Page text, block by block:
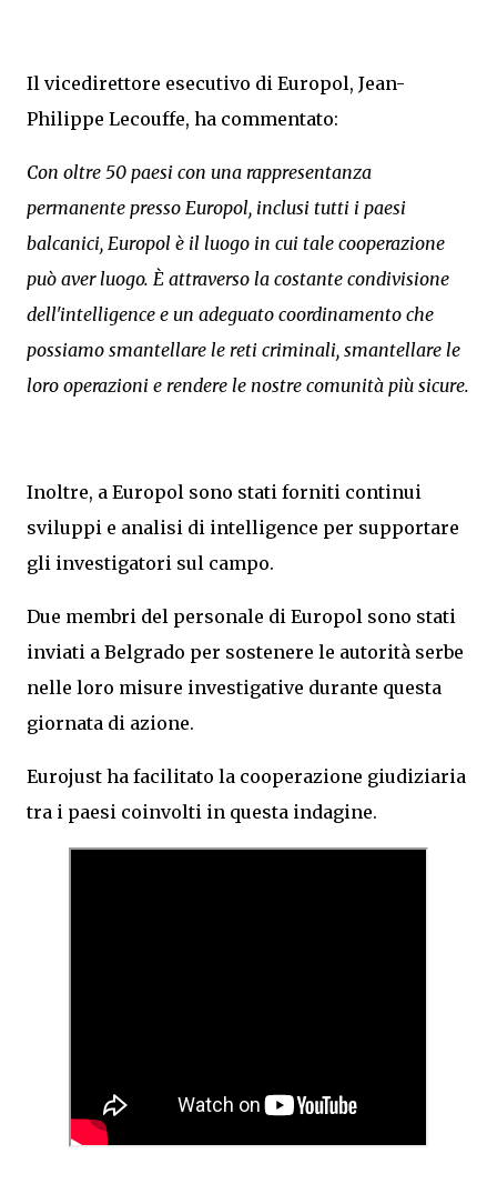
Il vicedirettore esecutivo di Europol, Jean-
Philippe Lecouffe, ha commentato:
Con oltre 50 paesi con una rappresentanza
permanente presso Europol, inclusi tutti i paesi
balcanici, Europol è il luogo in cui tale cooperazione
può aver luogo. È attraverso la costante condivisione
dell'intelligence e un adeguato coordinamento che
possiamo smantellare le reti criminali, smantellare le
loro operazioni e rendere le nostre comunità più sicure.
Inoltre, a Europol sono stati forniti continui
sviluppi e analisi di intelligence per supportare
gli investigatori sul campo.
Due membri del personale di Europol sono stati
inviati a Belgrado per sostenere le autorità serbe
nelle loro misure investigative durante questa
giornata di azione.
Eurojust ha facilitato la cooperazione giudiziaria
tra i paesi coinvolti in questa indagine.